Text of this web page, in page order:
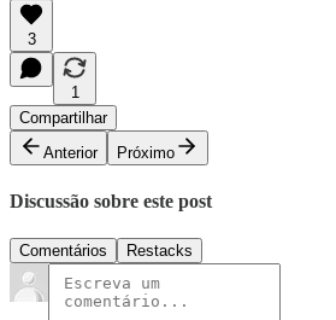
3
1
Compartilhar
Anterior
Próximo
Discussão sobre este post
Comentários Restacks